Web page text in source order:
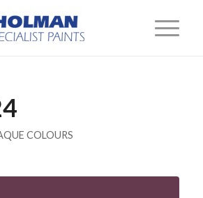
COLOURS